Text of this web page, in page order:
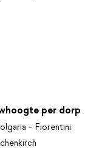
per dorp
- Fiorentini